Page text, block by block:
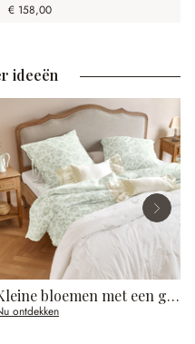
€ 158,00
ideeën
Kleine bloemen met een groots effect
ontdekken